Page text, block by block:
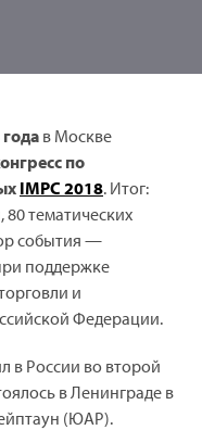
в Москве
по
IMPC 2018. Итог:
80 тематических
события —
поддержке
и
Федерации.
в России во второй
в Ленинграде в
(ЮАР).